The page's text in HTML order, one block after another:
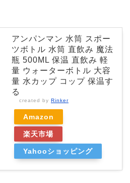
アンパンマン 水筒 スポー
ツボトル 水筒 直飲み 魔法
瓶 500ML 保温 直飲み 軽
量 ウォーターボトル 大容
量 水カップ コップ 保温す
る
created by Rinker
Amazon
楽天市場
Yahooショッピング